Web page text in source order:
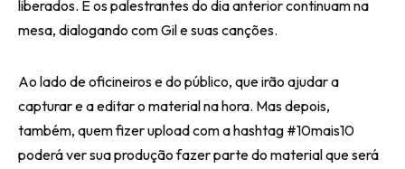
liberados. E os palestrantes do dia anterior continuam na
mesa, dialogando com Gil e suas canções.
Ao lado de oficineiros e do público, que irão ajudar a
capturar e a editar o material na hora. Mas depois,
também, quem fizer upload com a hashtag #10mais10
poderá ver sua produção fazer parte do material que será